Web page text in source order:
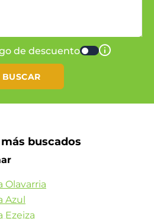
BUSCAR
de descuento
buscados
Olavarria
Azul
Ezeiza